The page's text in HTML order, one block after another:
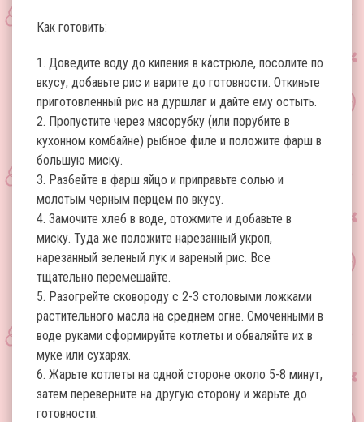
Как готовить:
1. Доведите воду до кипения в кастрюле, посолите по
вкусу, добавьте рис и варите до готовности. Откиньте
приготовленный рис на дуршлаг и дайте ему остыть.
2. Пропустите через мясорубку (или порубите в
кухонном комбайне) рыбное филе и положите фарш в
большую миску.
3. Разбейте в фарш яйцо и приправьте солью и
молотым черным перцем по вкусу.
4. Замочите хлеб в воде, отожмите и добавьте в
миску. Туда же положите нарезанный укроп,
нарезанный зеленый лук и вареный рис. Все
тщательно перемешайте.
5. Разогрейте сковороду с 2-3 столовыми ложками
растительного масла на среднем огне. Смоченными в
воде руками сформируйте котлеты и обваляйте их в
муке или сухарях.
6. Жарьте котлеты на одной стороне около 5-8 минут,
затем переверните на другую сторону и жарьте до
готовности.